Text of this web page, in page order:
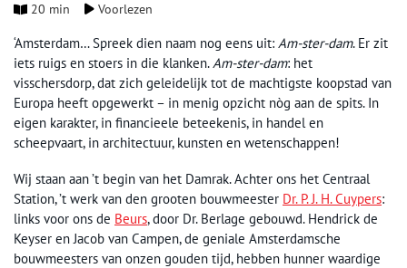
20 min Voorlezen
‘Amsterdam… Spreek dien naam nog eens uit: Am-ster-dam. Er zit
iets ruigs en stoers in die klanken.Am-ster-dam: het
visschersdorp, dat zich geleidelijk tot de machtigste koopstad van
Europa heeft opgewerkt – in menig opzicht nòg aan de spits. In
eigen karakter, in financieele beteekenis, in handel en
scheepvaart, in architectuur, kunsten en wetenschappen!
Wij staan aan ’t begin van het Damrak. Achter ons het Centraal
Station, ’t werk van den grooten bouwmeester Dr. P. J. H. Cuypers:
links voor ons de Beurs, door Dr. Berlage gebouwd. Hendrick de
Keyser en Jacob van Campen, de geniale Amsterdamsche
bouwmeesters van onzen gouden tijd, hebben hunner waardige